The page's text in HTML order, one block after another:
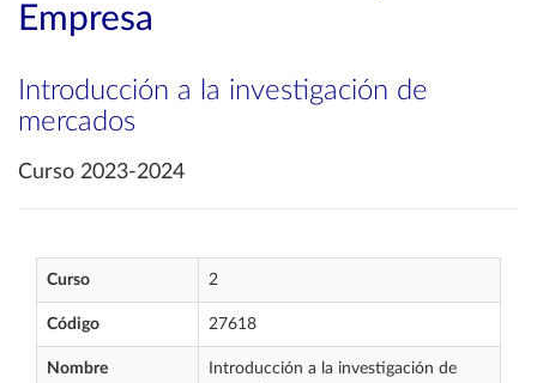
Empresa
Introducción a la investigación de
mercados
Curso 2023-2024
Curso 2
Código 27618
Nombre
Introducción a la investigación de